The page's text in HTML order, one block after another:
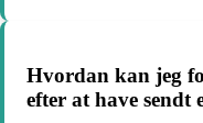
Hvordan kan jeg
efter at have sendt